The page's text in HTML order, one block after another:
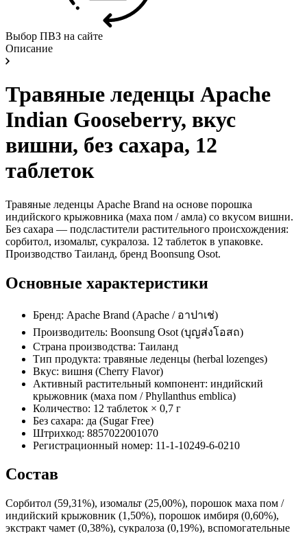
Выбор ПВЗ на сайте
Описание
Травяные леденцы Apache
Indian Gooseberry, вкус
вишни, без сахара, 12
таблеток
Травяные леденцы Apache Brand на основе порошка
индийского крыжовника (маха пом / амла) со вкусом вишни.
Без сахара — подсластители растительного происхождения:
сорбитол, изомальт, сукралоза. 12 таблеток в упаковке.
Производство Таиланд, бренд Boonsung Osot.
Основные характеристики
Бренд: Apache Brand (Apache / อาปาเช่)
Производитель: Boonsung Osot (บุญส่งโอสถ)
Страна производства: Таиланд
Тип продукта: травяные леденцы (herbal lozenges)
Вкус: вишня (Cherry Flavor)
Активный растительный компонент: индийский
крыжовник (маха пом / Phyllanthus emblica)
Количество: 12 таблеток × 0,7 г
Без сахара: да (Sugar Free)
Штрихкод: 8857022001070
Регистрационный номер: 11-1-10249-6-0210
Состав
Сорбитол (59,31%), изомальт (25,00%), порошок маха пом /
индийский крыжовник (1,50%), порошок имбиря (0,60%),
экстракт чамет (0,38%), сукралоза (0,19%), вспомогательные